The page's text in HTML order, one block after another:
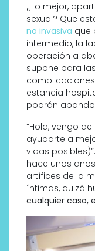
¿Lo mejor,
sexual? Que
no invasiva que
intermedio, la
operación a
supone para
estancia
podrán
“Hola, vengo
ayudarte a
vidas
hace unos
artífices de la
íntimas, quizá
cualquier caso,